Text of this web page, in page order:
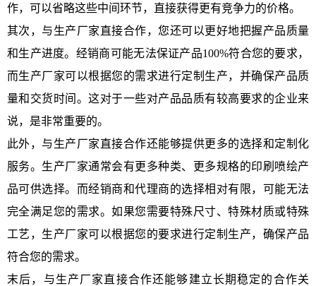
作，可以省略这些中间环节，直接获得更有竞争力的价格。
其次，与生产厂家直接合作，您还可以更好地把握产品质量
和生产进度。经销商可能无法保证产品100%符合您的要求，
而生产厂家可以根据您的需求进行定制生产，并确保产品质
量和交货时间。这对于一些对产品品质有较高要求的企业来
说，是非常重要的。
此外，与生产厂家直接合作还能够提供更多的选择和定制化
服务。生产厂家通常会有更多种类、更多规格的印刷喷绘产
品可供选择。而经销商和代理商的选择相对有限，可能无法
完全满足您的需求。如果您需要特殊尺寸、特殊材质或特殊
工艺，生产厂家可以根据您的要求进行定制生产，确保产品
符合您的需求。
末后，与生产厂家直接合作还能够建立长期稳定的合作关